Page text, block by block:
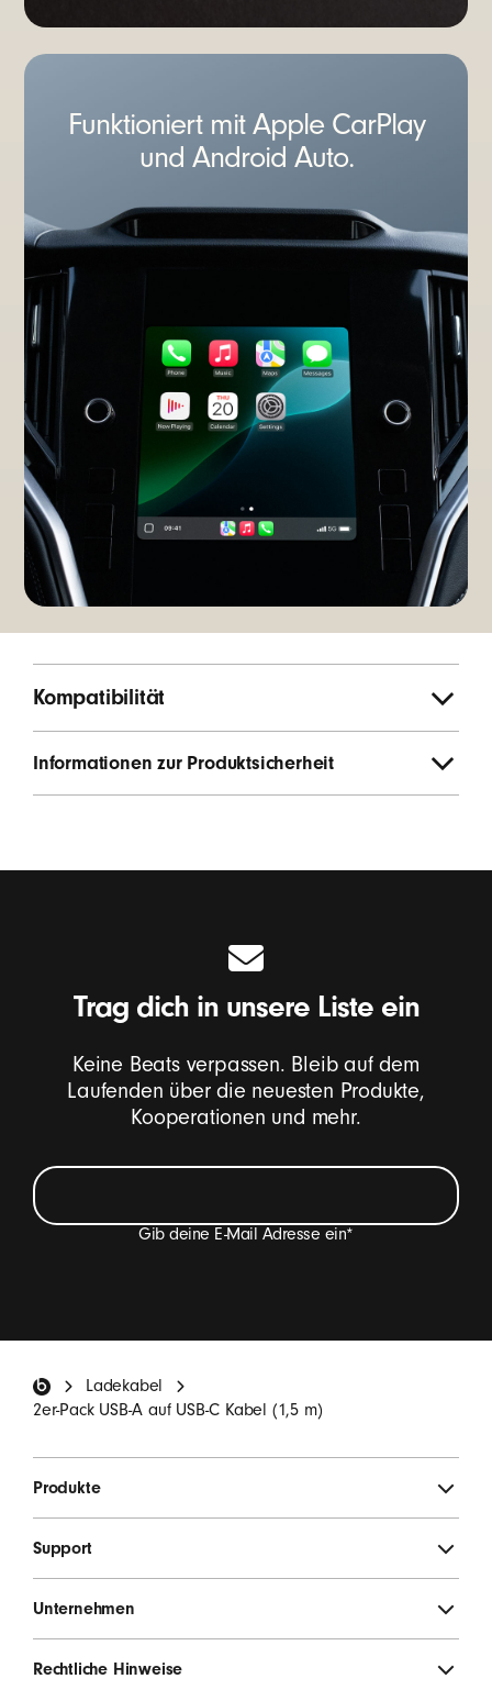
Funktioniert mit Apple CarPlay
und Android Auto.
Kompatibilität
Informationen zur Produktsicherheit
Trag dich in unsere Liste ein
Keine Beats verpassen. Bleib auf dem
Laufenden über die neuesten Produkte,
Kooperationen und mehr.
Gib deine E-Mail Adresse ein*
Einladungen zu Umfragen enthalten.*
ANMELDEN
Ladekabel
2er-Pack USB-A auf USB-C Kabel (1,5 m)
Produkte
Support
Unternehmen
Rechtliche Hinweise